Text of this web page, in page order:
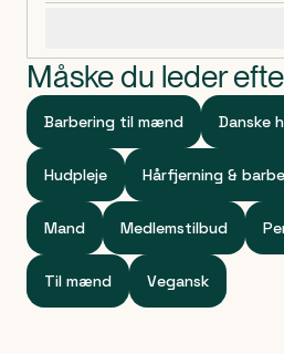
Måske du leder
Barbering til mænd Danske
Hudpleje Hårfjerning &
Mand Medlemstilbud
Til mænd Vegansk